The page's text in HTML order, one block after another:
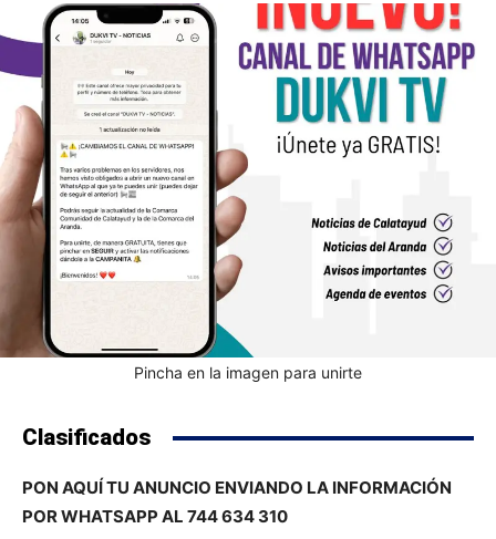
Pincha en la imagen para unirte
Clasificados
PON AQUÍ TU ANUNCIO ENVIANDO LA INFORMACIÓN
POR WHATSAPP AL 744 634 310